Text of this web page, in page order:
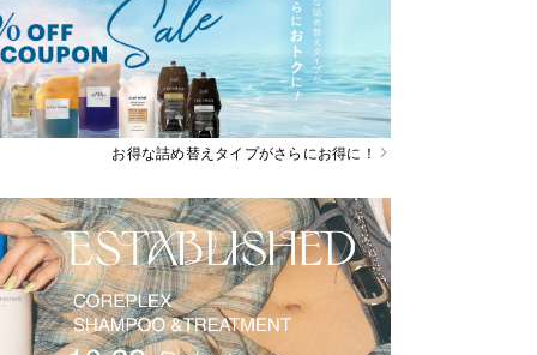
お得な詰め替えタイプがさらにお得に！